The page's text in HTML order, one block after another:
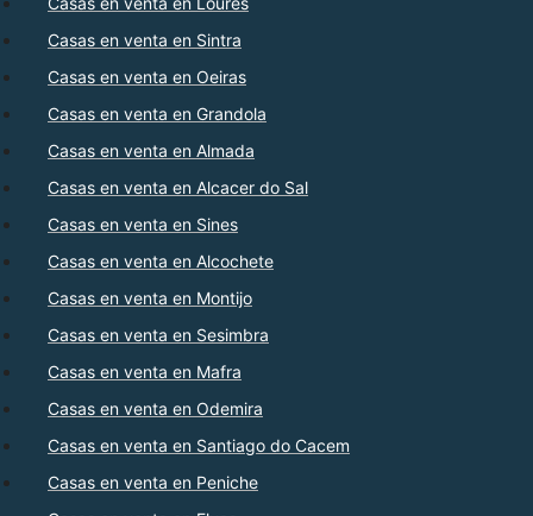
Casas en venta en Sintra
Casas en venta en Oeiras
Casas en venta en Grandola
Casas en venta en Almada
Casas en venta en Alcacer do Sal
Casas en venta en Sines
Casas en venta en Alcochete
Casas en venta en Montijo
Casas en venta en Sesimbra
Casas en venta en Mafra
Casas en venta en Odemira
Casas en venta en Santiago do Cacem
Casas en venta en Peniche